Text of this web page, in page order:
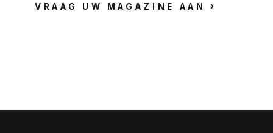
VRAAG UW MAGAZINE AAN